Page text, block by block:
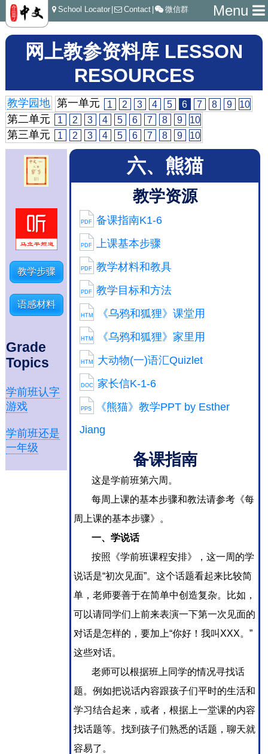
Menu
School Locator Contact 微信群
网上教参资料库 LESSON
RESOURCES
教学园地 第一单元 1 2 3 4 5 6 7 8 9 10
第二单元 1 2 3 4 5 6 7 8 9 10
第三单元 1 2 3 4 5 6 7 8 9 10
教学步骤
语感材料
Grade
Topics
学前班认字
游戏
学前班还是
一年级
六、熊猫
教学资源
PDF 备课指南K1-6
PDF 上课基本步骤
PDF 教学材料和教具
PDF 教学目标和方法
HTM 《乌鸦和狐狸》课堂用
HTM 《乌鸦和狐狸》家里用
HTM 大动物(一)语汇Quizlet
DOC 家长信K-1-6
PPS
《熊猫》教学PPT by Esther
Jiang
备课指南
这是学前班第六周。
每周上课的基本步骤和教法请参考《每
周上课的基本步骤》
。
一、学说话
按照《学前班课程安排》，这一周的学
说话是“初次见面”。这个话题看起来比较简
单，老师要善于在简单中创造复杂。比如，
可以请同学们上前来表演一下第一次见面的
对话是怎样的，要加上“你好！我叫XXX。”
这些对话。
老师可以根据班上同学的情况寻找话
题。例如把说话内容跟孩子们平时的生活和
学习结合起来，或者，根据上一堂课的内容
找话题等。找到孩子们熟悉的话题，聊天就
容易了。